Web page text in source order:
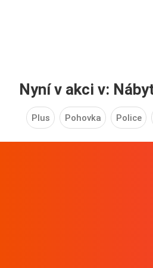
Nyní v akci v:
Plus Pohovka Police